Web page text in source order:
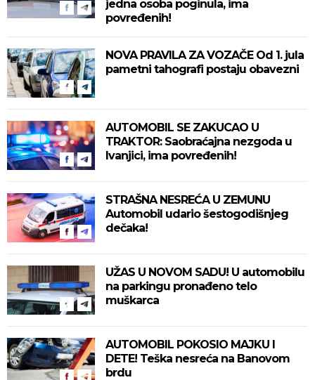
jedna osoba poginula, ima
povređenih!
NOVA PRAVILA ZA VOZAČE Od 1. jula
pametni tahografi postaju obavezni
AUTOMOBIL SE ZAKUCAO U
TRAKTOR: Saobraćajna nezgoda u
Ivanjici, ima povređenih!
STRAŠNA NESREĆA U ZEMUNU
Automobil udario šestogodišnjeg
dečaka!
UŽAS U NOVOM SADU! U automobilu
na parkingu pronađeno telo
muškarca
AUTOMOBIL POKOSIO MAJKU I
DETE! Teška nesreća na Banovom
brdu